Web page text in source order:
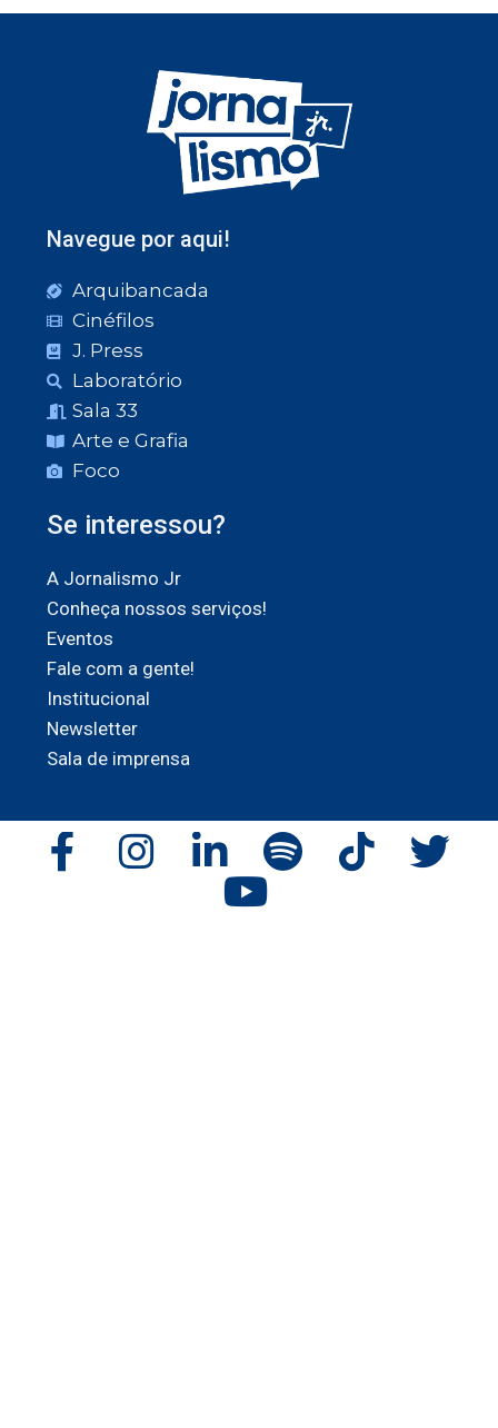
Navegue por aqui!
Arquibancada
Cinéfilos
J. Press
Laboratório
Sala 33
Arte e Grafia
Foco
Se interessou?
A Jornalismo Jr
Conheça nossos serviços!
Eventos
Fale com a gente!
Institucional
Newsletter
Sala de imprensa